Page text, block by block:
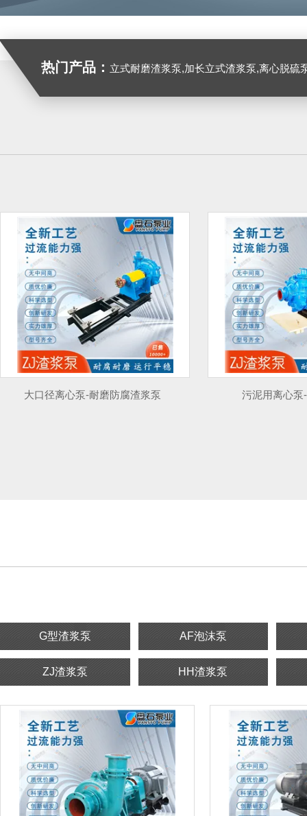
热门产品： 立式耐磨渣浆泵,加长立式渣浆泵,离心脱硫
大口径离心泵-耐磨防腐渣浆泵 污泥用离心泵
G型渣浆泵 AF泡沫泵
ZJ渣浆泵 HH渣浆泵
ZJL液下渣浆泵